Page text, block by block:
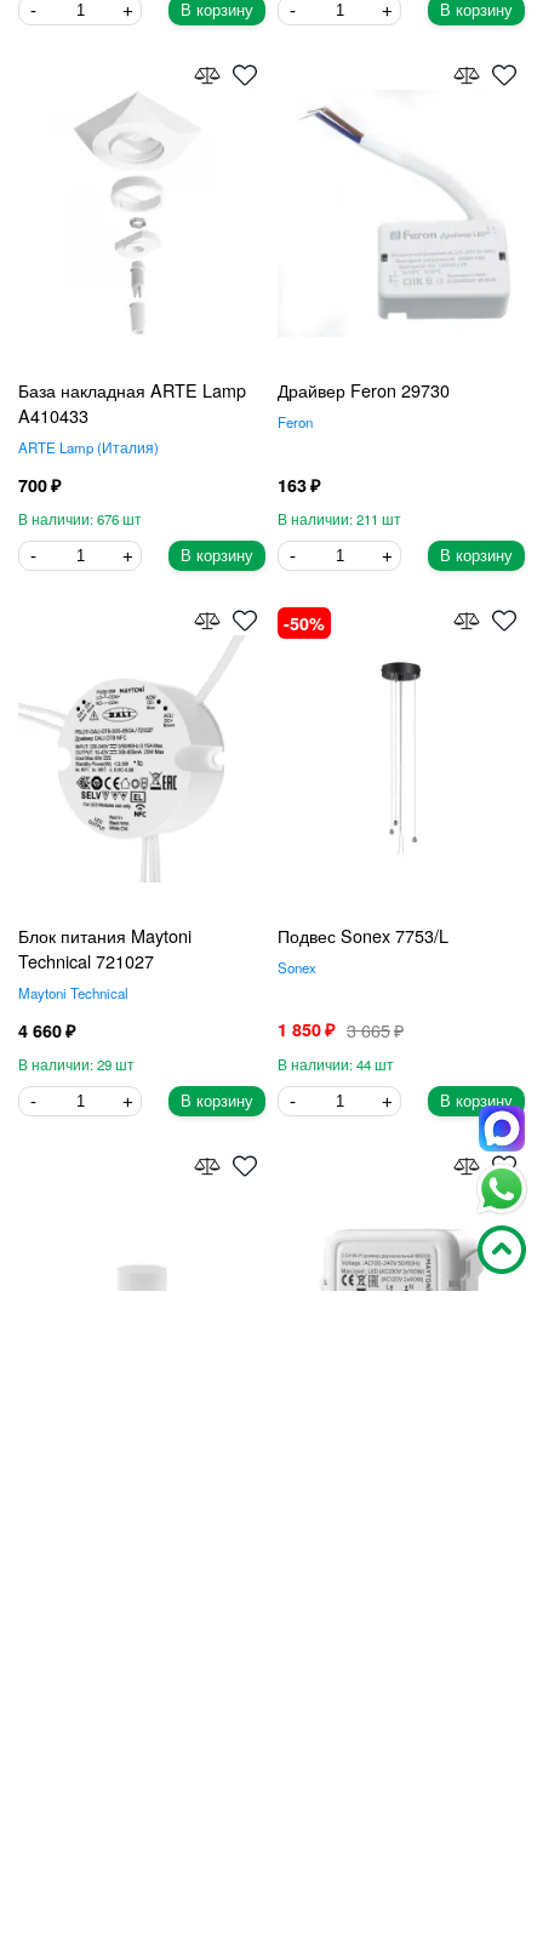
В корзину В корзину
База накладная ARTE Lamp
A410433
ARTE Lamp Италия
700
676
В корзину
Драйвер Feron 29730
Feron
163
211
В корзину
Блок питания Maytoni
Technical 721027
Maytoni Technical
4 660
29
В корзину
Подвес Sonex 7753/L
Sonex
1 850 3 665
44
В корзину
50